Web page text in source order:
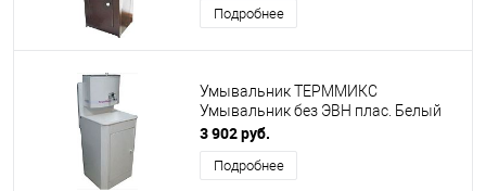
Подробнее
Умывальник ТЕРММИКС
Умывальник без ЭВН плас. Белый
3 902 руб.
Подробнее